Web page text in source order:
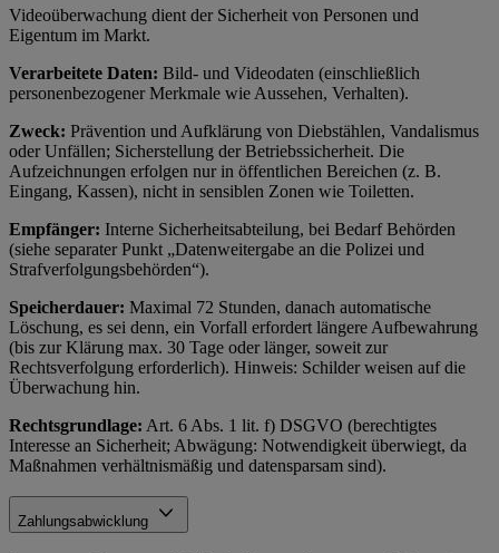
Videoüberwachung dient der Sicherheit von Personen und
Eigentum im Markt.
Verarbeitete Daten: Bild- und Videodaten (einschließlich
personenbezogener Merkmale wie Aussehen, Verhalten).
Zweck: Prävention und Aufklärung von Diebstählen, Vandalismus
oder Unfällen; Sicherstellung der Betriebssicherheit. Die
Aufzeichnungen erfolgen nur in öffentlichen Bereichen (z. B.
Eingang, Kassen), nicht in sensiblen Zonen wie Toiletten.
Empfänger: Interne Sicherheitsabteilung, bei Bedarf Behörden
(siehe separater Punkt „Datenweitergabe an die Polizei und
Strafverfolgungsbehörden“).
Speicherdauer: Maximal 72 Stunden, danach automatische
Löschung, es sei denn, ein Vorfall erfordert längere Aufbewahrung
(bis zur Klärung max. 30 Tage oder länger, soweit zur
Rechtsverfolgung erforderlich). Hinweis: Schilder weisen auf die
Überwachung hin.
Rechtsgrundlage: Art. 6 Abs. 1 lit. f) DSGVO (berechtigtes
Interesse an Sicherheit; Abwägung: Notwendigkeit überwiegt, da
Maßnahmen verhältnismäßig und datensparsam sind).
Zahlungsabwicklung